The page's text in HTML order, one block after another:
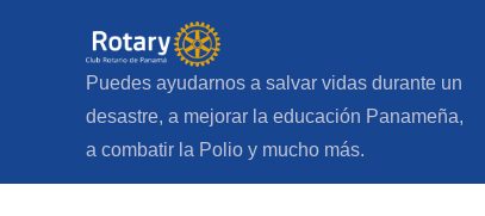
Puedes ayudarnos a salvar vidas durante un
desastre, a mejorar la educación Panameña,
a combatir la Polio y mucho más.